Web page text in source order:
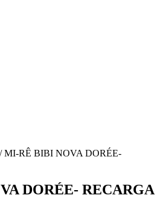
/ MI-RÊ BIBI NOVA DORÉE-
DORÉE- RECARGA